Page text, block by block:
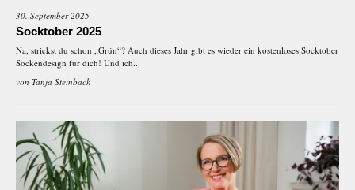
30. September 2025
Socktober 2025
Na, strickst du schon „Grün“? Auch dieses Jahr gibt es wieder ein kostenloses Socktober
Sockendesign für dich! Und ich...
von Tanja Steinbach